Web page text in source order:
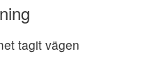
tagit vägen